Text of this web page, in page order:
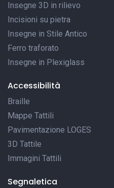
Insegne 3D in rilievo
Incisioni su pietra
Insegne in Stile Antico
Ferro traforato
Insegne in Plexiglass
Accessibilità
Braille
Mappe Tattili
Pavimentazione LOGES
3D Tattile
Immagini Tattili
Segnaletica